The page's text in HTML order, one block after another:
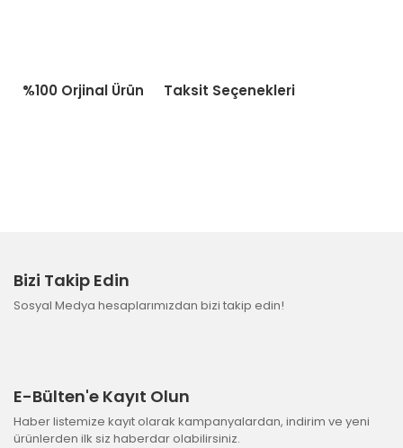
%100 Orjinal Ürün Taksit Seçenekleri
Bizi Takip Edin
Sosyal Medya hesaplarımızdan bizi takip edin!
E-Bülten'e Kayıt Olun
Haber listemize kayıt olarak kampanyalardan, indirim ve yeni
ürünlerden ilk siz haberdar olabilirsiniz.